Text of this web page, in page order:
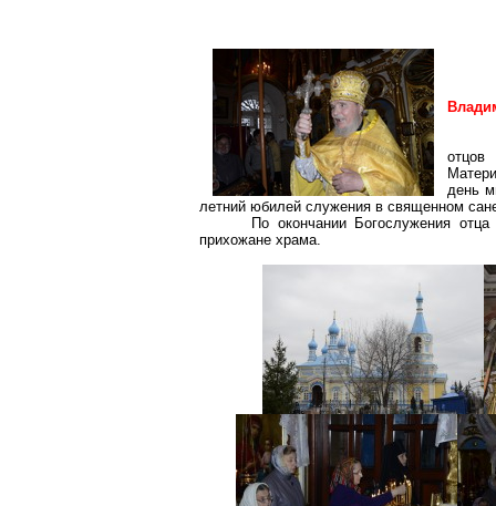
отцов
день
летний юбилей служения в священном
По окончании Богослужения
прихожане храма.